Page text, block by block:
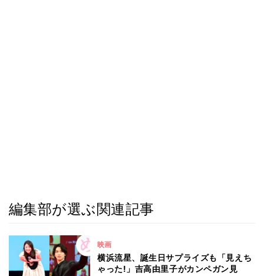
編集部が選ぶ関連記事
映画
横浜流星、誕生日サプライズも「見えち
ゃった!」吉高由里子がカンペガン見